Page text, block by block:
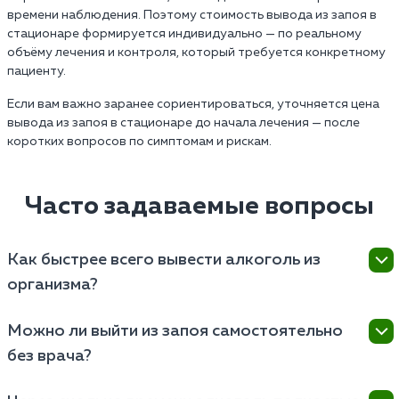
времени наблюдения. Поэтому стоимость вывода из запоя в
стационаре формируется индивидуально — по реальному
объёму лечения и контроля, который требуется конкретному
пациенту.
Если вам важно заранее сориентироваться, уточняется цена
вывода из запоя в стационаре до начала лечения — после
коротких вопросов по симптомам и рискам.
Часто задаваемые вопросы
Как быстрее всего вывести алкоголь из
организма?
этилового спирта и токсинов — это инфузионная
терапия (капельница). В домашних условиях
Можно ли выйти из запоя самостоятельно
без врача?